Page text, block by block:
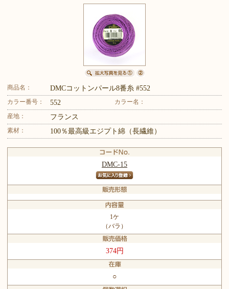
商品名： DMCコットンパール8番糸 #552
カラー番号： 552
カラー名：
産地：
フランス
素材： 100％最高級エジプト綿（長繊維）
DMC-15
1ケ
（バラ）
374円
○